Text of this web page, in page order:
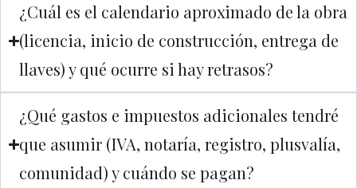
¿Cuál es el calendario aproximado de la obra
(licencia, inicio de construcción, entrega de
llaves) y qué ocurre si hay retrasos?
¿Qué gastos e impuestos adicionales tendré
que asumir (IVA, notaría, registro, plusvalía,
comunidad) y cuándo se pagan?